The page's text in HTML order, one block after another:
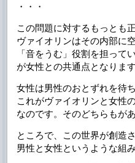
・・・
この問題に対するもっとも
ヴァイオリンはその内部に
「音をうむ」役割を担って
が女性との共通点となります
女性は男性のおとずれを待
これがヴァイオリンと女性
なのです。そのどちらもが
ところで、この世界が創造
男性と女性というような組